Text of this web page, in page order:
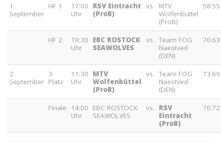
1.
September
HF 1
17:00
Uhr
RSV Eintracht
(ProB)
vs.
MTV
Wolfenbüttel
(ProB)
58:55
HF 2
19:30
Uhr
EBC ROSTOCK
SEAWOLVES
vs. Team FOG
Naestved
(DEN)
70:63
2.
September
3.
Platz
11:30
Uhr
MTV
Wolfenbüttel
(ProB)
vs. Team FOG
Naestved
(DEN)
73:69
Finale
14:00
Uhr
EBC ROSTOCK
SEAWOLVES
vs.
RSV
Eintracht
(ProB)
70:72